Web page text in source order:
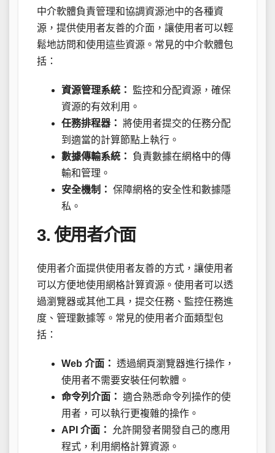
中介軟體負責管理和協調資源池中的各種資
源，提供使用者友善的介面，讓使用者可以輕
鬆地訪問和使用這些資源。常見的中介軟體包
括：
資源管理系統：
監控和分配資源，確保
資源的有效利用。
任務排程器： 將使用者提交的任務分配
到適當的計算節點上執行。
數據傳輸系統：
負責數據在網格中的傳
輸和管理。
安全機制： 保障網格的安全性和數據隱
私。
3. 使用者介面
使用者介面提供使用者友善的方式，讓使用者
可以方便地使用網格計算資源。使用者可以透
過瀏覽器或其他工具，提交任務、監控任務進
度、管理數據等。常見的使用者介面類型包
括：
Web 介面： 透過網頁瀏覽器進行操作，
使用者不需要安裝任何軟體。
命令列介面： 適合熟悉命令列操作的使
用者，可以執行更複雜的操作。
API 介面：
允許開發者開發自己的應用
程式，利用網格計算資源。